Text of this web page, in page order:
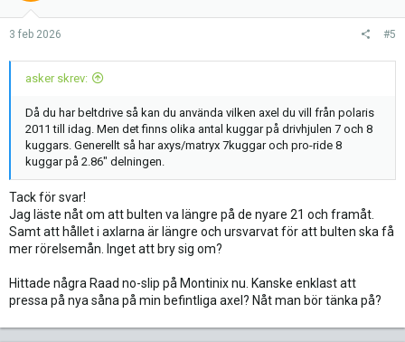
n
:
3 feb 2026 #5
asker skrev:
Då du har beltdrive så kan du använda vilken axel du vill från polaris
2011 till idag. Men det finns olika antal kuggar på drivhjulen 7 och 8
kuggars. Generellt så har axys/matryx 7kuggar och pro-ride 8
kuggar på 2.86" delningen.
Tack för svar!
Jag läste nåt om att bulten va längre på de nyare 21 och framåt.
Samt att hållet i axlarna är längre och ursvarvat för att bulten ska få
mer rörelsemån. Inget att bry sig om?
Hittade några Raad no-slip på Montinix nu. Kanske enklast att
pressa på nya såna på min befintliga axel? Nåt man bör tänka på?